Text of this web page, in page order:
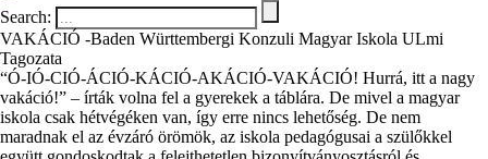
Search:
VAKÁCIÓ -Baden Württembergi Konzuli Magyar Iskola ULmi
Tagozata
“Ó-IÓ-CIÓ-ÁCIÓ-KÁCIÓ-AKÁCIÓ-VAKÁCIÓ! Hurrá, itt a nagy
vakáció!” – írták volna fel a gyerekek a táblára. De mivel a magyar
iskola csak hétvégéken van, így erre nincs lehetőség. De nem
maradnak el az évzáró örömök, az iskola pedagógusai a szülőkkel